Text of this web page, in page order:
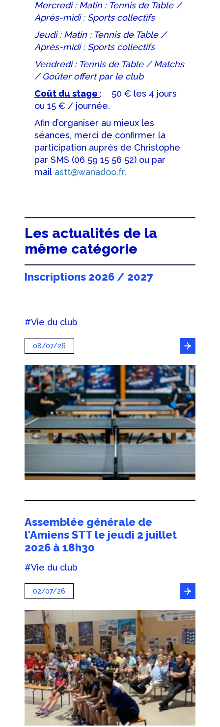
Mercredi : Matin : Tennis de Table /
Après-midi : Sports collectifs
Jeudi : Matin : Tennis de Table /
Après-midi : Sports collectifs
Vendredi : Tennis de Table / Matchs
/ Goûter offert par le club
Coût du stage : 50 € les 4 jours
ou 15 € / journée.
Afin d’organiser au mieux les
séances, merci de confirmer la
participation auprès de Christophe
par SMS (06 59 15 56 52) ou par
mail astt@wanadoo.fr.
Les actualités de la
même catégorie
Inscriptions 2026 / 2027
#Vie du club
08/07/26
Assemblée générale de
l'Amiens STT le jeudi 2 juillet
2026 à 18h30
#Vie du club
02/07/26